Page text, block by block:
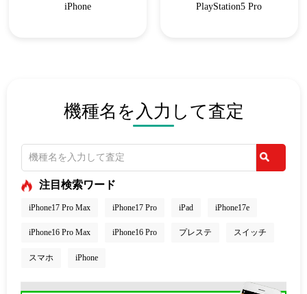
iPhone PlayStation5 Pro
機種名を入力して査定
注目検索ワード
iPhone17 Pro Max iPhone17 Pro iPad iPhone17e
iPhone16 Pro Max iPhone16 Pro プレステ スイッチ
スマホ iPhone